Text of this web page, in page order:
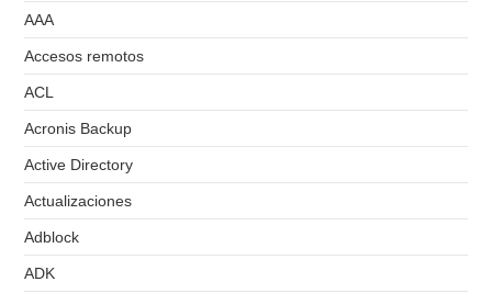
AAA
Accesos remotos
ACL
Acronis Backup
Active Directory
Actualizaciones
Adblock
ADK